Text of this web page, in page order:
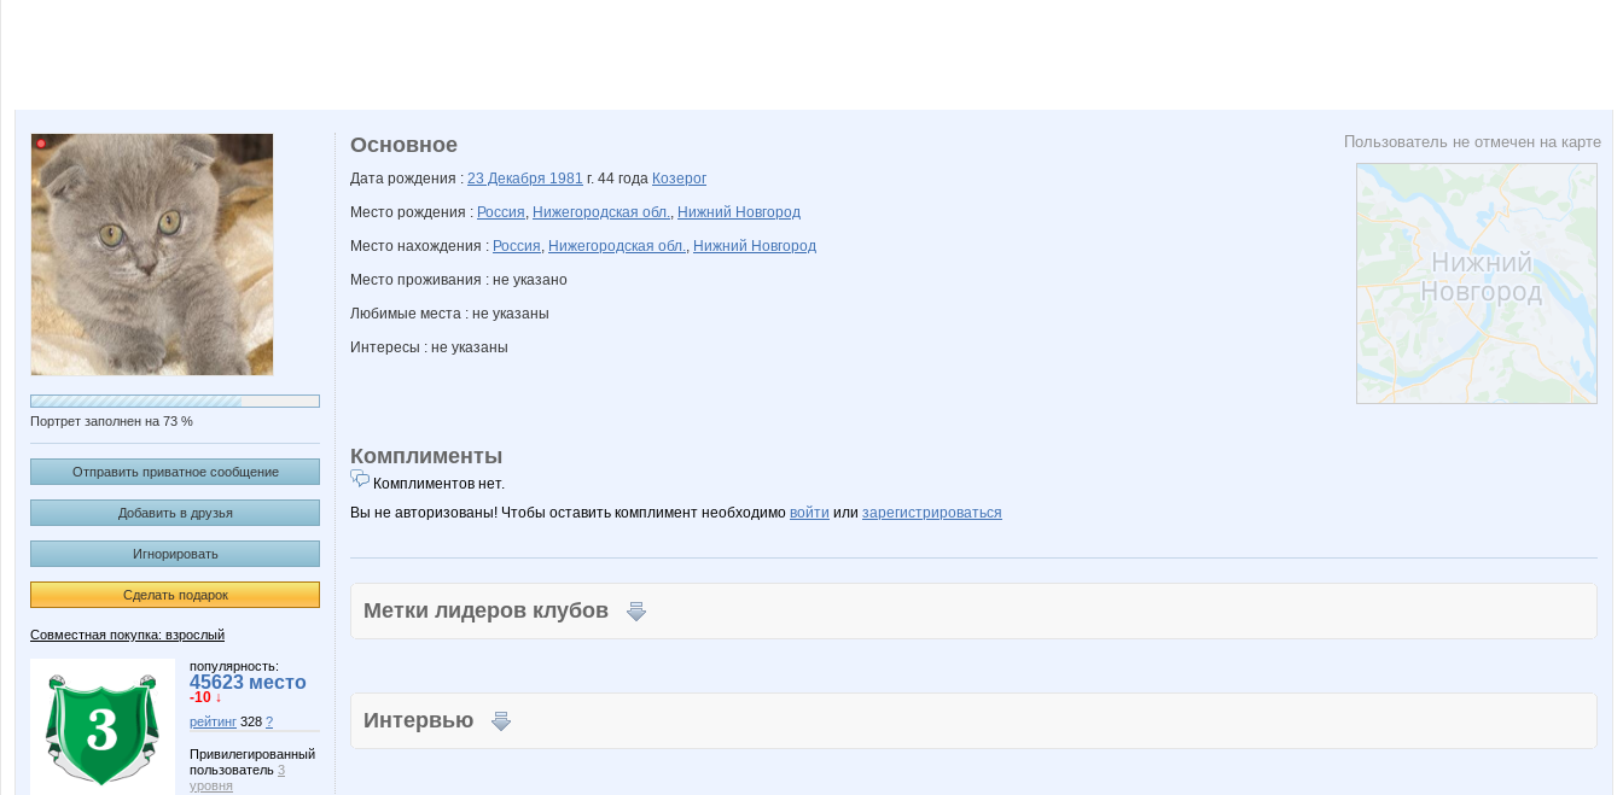
Портрет заполнен на 73 %
Отправить приватное сообщение
Добавить в друзья
Игнорировать
Сделать подарок
Совместная покупка: взрослый
популярность:
45623 место
-10 ↓
рейтинг 328 ?
Привилегированный
пользователь 3
уровня
Пользователь не отмечен на карте
Основное
Дата рождения : 23 Декабря 1981 г. 44 года Козерог
Место рождения : Россия, Нижегородская обл., Нижний Новгород
Место нахождения : Россия, Нижегородская обл., Нижний Новгород
Место проживания : не указано
Любимые места : не указаны
Интересы : не указаны
Комплименты
Комплиментов нет.
Вы не авторизованы! Чтобы оставить комплимент необходимо войти или зарегистрироваться
Метки лидеров клубов
Интервью